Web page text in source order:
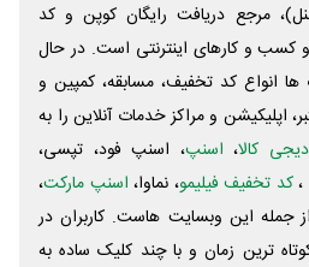
مرجع دریافت رایگان کوپن و کد
کسب و‌ کارهای اینترنتی است. در حال
انواع کد تخفیف، مسابقه، کمپین و
اپلیکیشن و مراکز خدمات آنلاین را به
دیجی کالا، اسنپ، اسنپ فود، تپسی،
کد تخفیف فیلیمو، نماوا، اسنپ مارکت،
از جمله این وبسایت ‌هاست. کاربران در
ترین زمان و با چند کلیک ساده به